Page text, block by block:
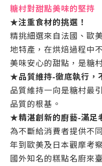
糖村對甜點美味的堅持
★注重食材的挑選！
精挑細選來自法國、歐
地特產，在烘焙過程中
美味安心的甜點，是糖
★品質維持-徹底執行，
品質維持一向是糖村最
品質的根基。
★精湛創新的廚藝-滿足
為不斷給消費者提供不
年到歐美及日本觀摩考
國外知名的糕點名廚來